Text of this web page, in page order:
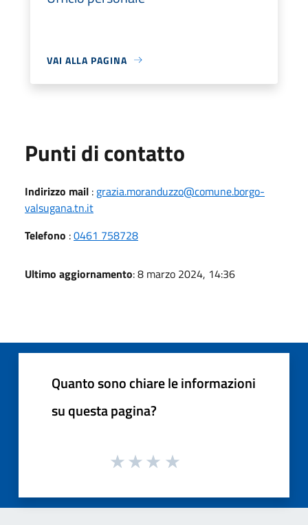
VAI ALLA PAGINA
Punti di contatto
Indirizzo mail : grazia.moranduzzo@comune.borgo-
valsugana.tn.it
Telefono :0461 758728
Ultimo aggiornamento: 8 marzo 2024, 14:36
Quanto sono chiare le informazioni
su questa pagina?